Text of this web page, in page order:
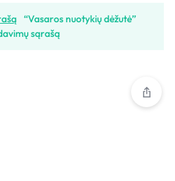
“Vasaros nuotykių dėžutė”
sąrašą